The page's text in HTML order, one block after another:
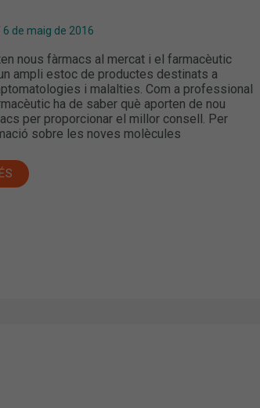
6 de maig de 2016
nous fàrmacs al mercat i el farmacèutic
ampli estoc de productes destinats a
i malalties. Com a professional
ha de saber què aporten de nou
per proporcionar el millor consell. Per
sobre les noves molècules